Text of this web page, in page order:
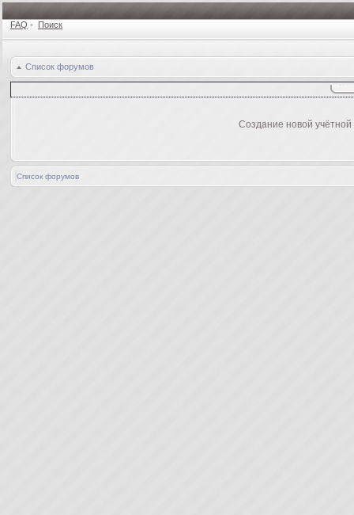
FAQ • Поиск
Список форумов
Создание новой
Список форумов